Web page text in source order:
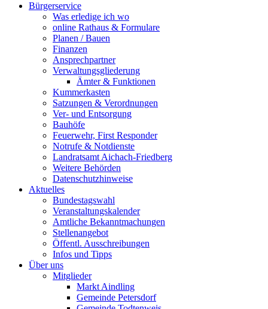
Bürgerservice
Was erledige ich wo
online Rathaus & Formulare
Planen / Bauen
Finanzen
Ansprechpartner
Verwaltungsgliederung
Ämter & Funktionen
Kummerkasten
Satzungen & Verordnungen
Ver- und Entsorgung
Bauhöfe
Feuerwehr, First Responder
Notrufe & Notdienste
Landratsamt Aichach-Friedberg
Weitere Behörden
Datenschutzhinweise
Aktuelles
Bundestagswahl
Veranstaltungskalender
Amtliche Bekanntmachungen
Stellenangebot
Öffentl. Ausschreibungen
Infos und Tipps
Über uns
Mitglieder
Markt Aindling
Gemeinde Petersdorf